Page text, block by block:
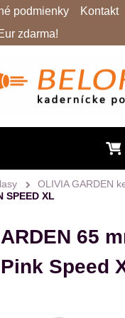
podmienky
Kontakt
zdarma!
OLIVIA GARDEN
SPEED XL
65
Speed